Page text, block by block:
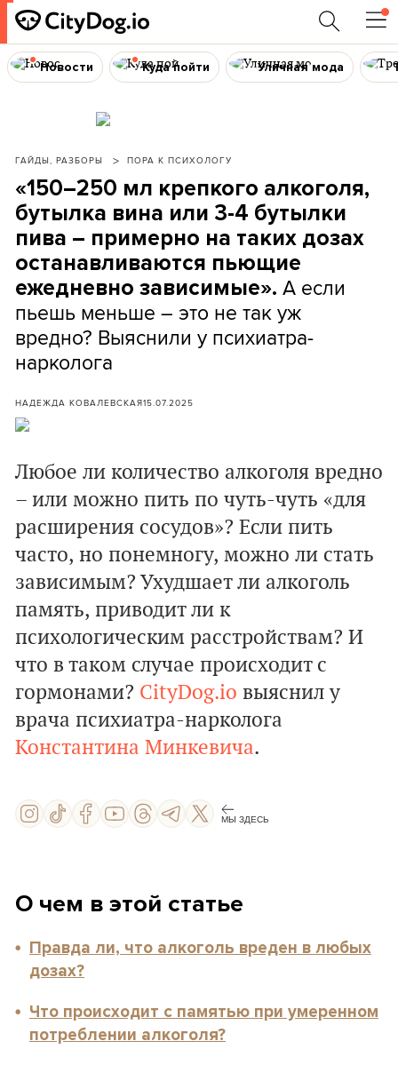
Новости Куда пойти Уличная мода
ГАЙДЫ, РАЗБОРЫ ПОРА К ПСИХОЛОГУ
«150–250 мл крепкого алкоголя,
бутылка вина или 3-4 бутылки
пива – примерно на таких дозах
останавливаются пьющие
ежедневно зависимые». А если
пьешь меньше – это не так уж
вредно? Выяснили у психиатра-
нарколога
НАДЕЖДА КОВАЛЕВСКАЯ15.07.2025
Любое ли количество алкоголя вредно
– или можно пить по чуть-чуть «для
расширения сосудов»? Если пить
часто, но понемногу, можно ли стать
зависимым? Ухудшает ли алкоголь
память, приводит ли к
психологическим расстройствам? И
что в таком случае происходит с
гормонами? CityDog.io выяснил у
врача психиатра-нарколога
Константина Минкевича.
МЫ ЗДЕСЬ
О чем в этой статье
Правда ли, что алкоголь вреден в любых
дозах?
Что происходит с памятью при умеренном
потреблении алкоголя?